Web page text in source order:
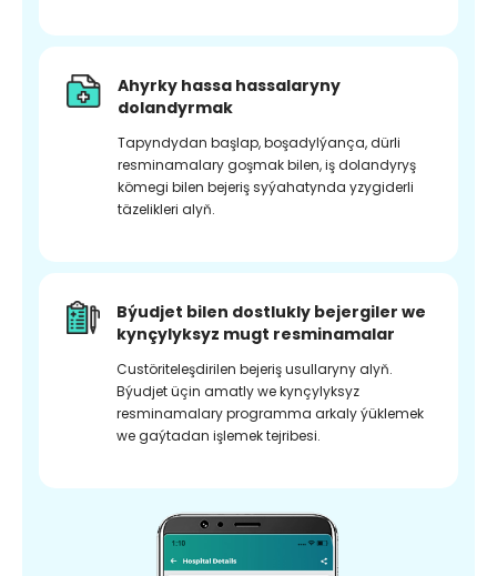
Ahyrky hassa hassalaryny
dolandyrmak
Tapyndydan başlap, boşadylýança, dürli
resminamalary goşmak bilen, iş dolandyryş
kömegi bilen bejeriş syýahatynda yzygiderli
täzelikleri alyň.
Býudjet bilen dostlukly bejergiler we
kynçylyksyz mugt resminamalar
Custöriteleşdirilen bejeriş usullaryny alyň.
Býudjet üçin amatly we kynçylyksyz
resminamalary programma arkaly ýüklemek
we gaýtadan işlemek tejribesi.